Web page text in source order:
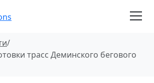
/
трасс Деминского бегового